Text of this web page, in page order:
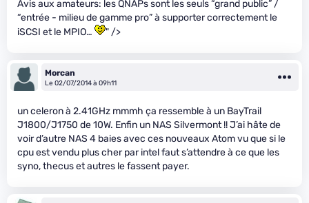
Avis aux amateurs: les QNAPs sont les seuls “grand public” /
“entrée - milieu de gamme pro” à supporter correctement le
iSCSI et le MPIO…
" />
Morcan
Le 02/07/2014 à 09h11
un celeron à 2.41GHz mmmh ça ressemble à un BayTrail
J1800/J1750 de 10W. Enfin un NAS Silvermont !! J’ai hâte de
voir d’autre NAS 4 baies avec ces nouveaux Atom vu que si le
cpu est vendu plus cher par intel faut s’attendre à ce que les
syno, thecus et autres le fassent payer.